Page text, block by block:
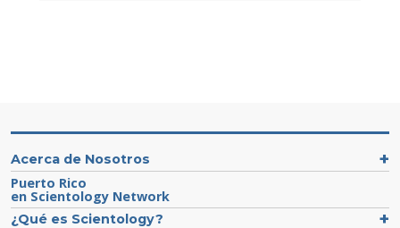
Acerca de Nosotros
Puerto Rico
en Scientology Network
¿Qué es Scientology?